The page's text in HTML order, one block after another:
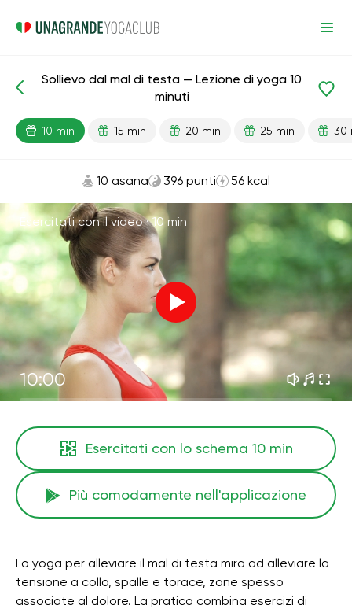
Sollievo dal mal di testa — Lezione di yoga 10
minuti
10 min 15 min 20 min 25 min 30
10 asana 396 punti 56 kcal
Esercitati con il video ·10 min
10:00
Esercitati con lo schema 10 min
Più comodamente nell'applicazione
Lo yoga per alleviare il mal di testa mira ad alleviare la
tensione a collo, spalle e torace, zone spesso
associate al dolore. La pratica combina esercizi di